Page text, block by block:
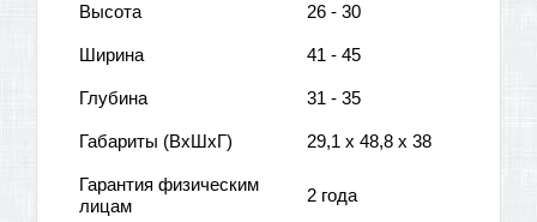
Высота 26 - 30
Ширина 41 - 45
Глубина 31 - 35
Габариты (ВхШхГ) 29,1 x 48,8 x 38
Гарантия физическим
лицам
2 года